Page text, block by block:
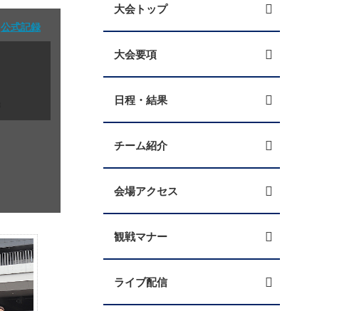
公式記録
大会トップ
大会要項
日程・結果
チーム紹介
会場アクセス
観戦マナー
ライブ配信